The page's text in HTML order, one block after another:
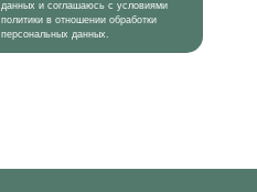
данных и соглашаюсь с условиями
политики в отношении обработки
персональных данных.